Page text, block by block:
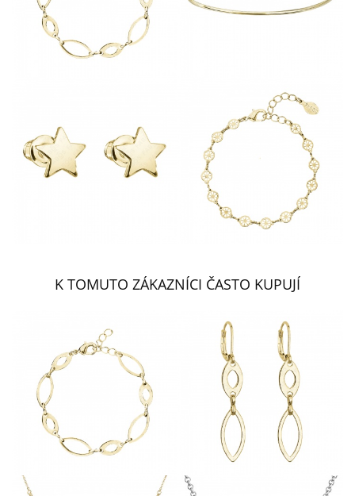
K TOMUTO ZÁKAZNÍCI ČASTO KUPUJÍ